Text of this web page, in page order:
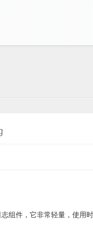
组件，它非常轻量，使用